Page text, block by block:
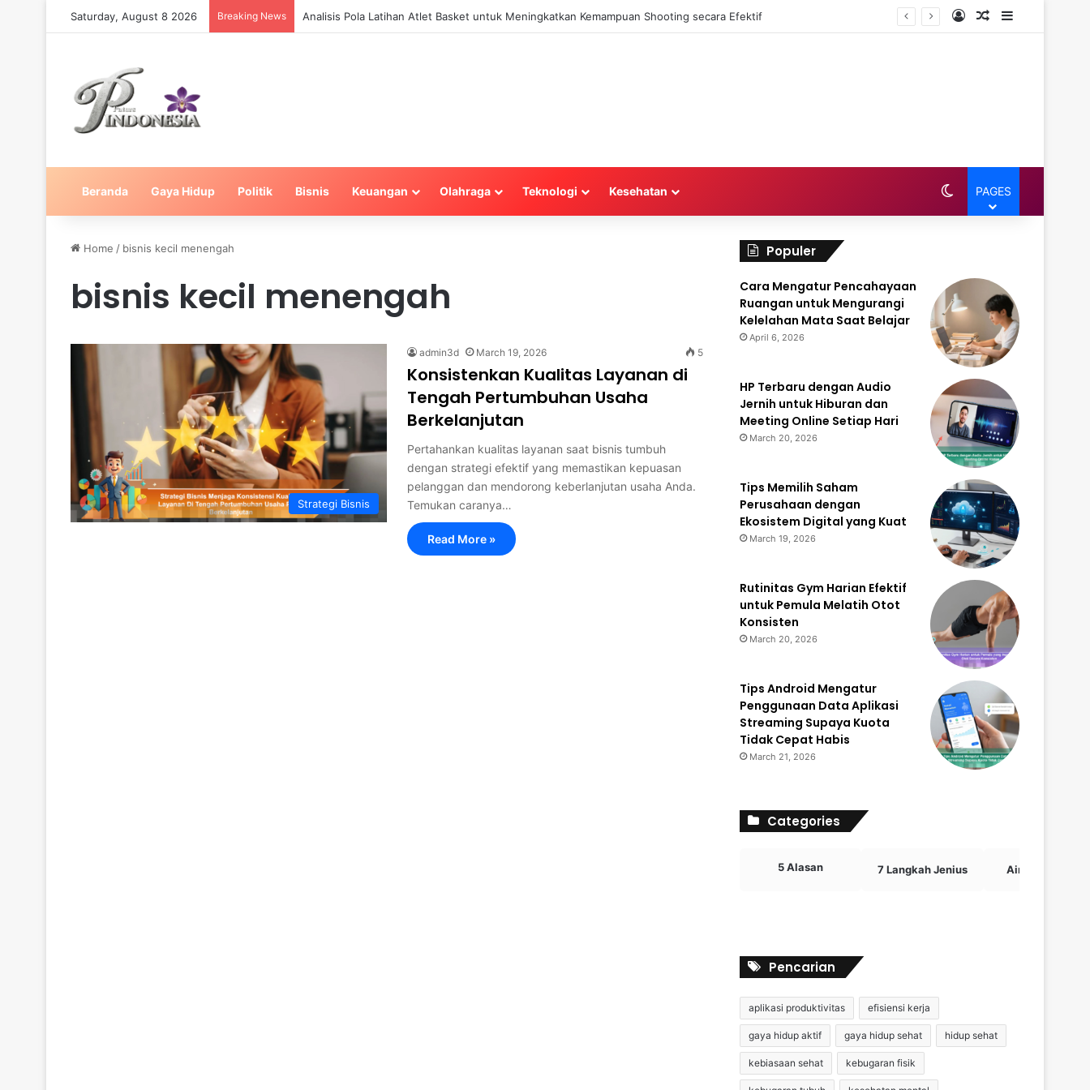
Saturday, August 8 2026 Breaking News Analisis Pola Latihan Atlet Basket untuk Meningkatkan Kemampuan Shooting secara Efektif Log InRandom Article
Sidebar
Beranda Gaya Hidup Politik Bisnis Keuangan Olahraga Teknologi Kesehatan Switch skin
PAGES
Home / bisnis kecil menengah
bisnis kecil menengah
Strategi Bisnis
admin3d March 19, 2026 5
Konsistenkan Kualitas Layanan di
Tengah Pertumbuhan Usaha
Berkelanjutan
Pertahankan kualitas layanan saat bisnis tumbuh
dengan strategi efektif yang memastikan kepuasan
pelanggan dan mendorong keberlanjutan usaha Anda.
Temukan caranya…
Read More »
Populer
Cara Mengatur Pencahayaan
Ruangan untuk Mengurangi
Kelelahan Mata Saat Belajar
April 6, 2026
HP Terbaru dengan Audio
Jernih untuk Hiburan dan
Meeting Online Setiap Hari
March 20, 2026
Tips Memilih Saham
Perusahaan dengan
Ekosistem Digital yang Kuat
March 19, 2026
Rutinitas Gym Harian Efektif
untuk Pemula Melatih Otot
Konsisten
March 20, 2026
Tips Android Mengatur
Penggunaan Data Aplikasi
Streaming Supaya Kuota
Tidak Cepat Habis
March 21, 2026
Categories
5 Alasan 7 Langkah Jenius Airdrop Crypto
Pencarian
aplikasi produktivitas efisiensi kerja
gaya hidup aktif gaya hidup sehat hidup sehat
kebiasaan sehat kebugaran fisik